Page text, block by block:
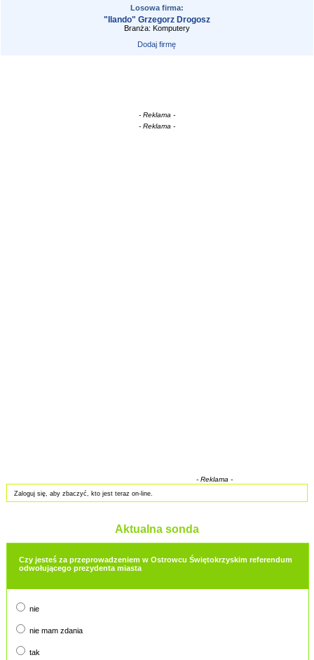
Losowa firma:
"Ilando" Grzegorz Drogosz
Branża: Komputery
Dodaj firmę
- Reklama -
- Reklama -
- Reklama -
Zaloguj się, aby zbaczyć, kto jest teraz on-line.
Aktualna sonda
Czy jesteś za przeprowadzeniem w Ostrowcu Świętokrzyskim referendum
odwołującego prezydenta miasta
nie
nie mam zdania
tak